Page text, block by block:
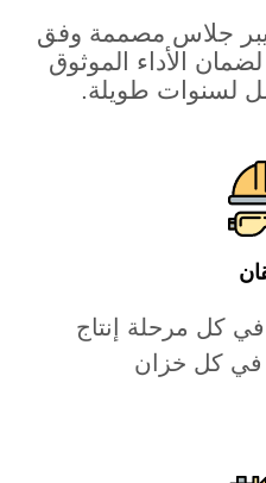
فيبر جلاس مصممة وفق
الأداء الموثوق
لسنوات طويلة.
في كل مرحلة إنتاج
في كل خزان